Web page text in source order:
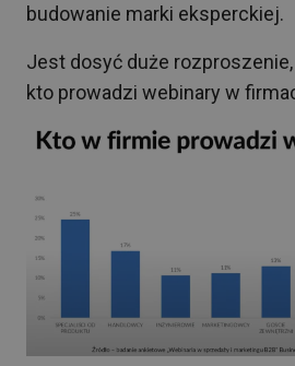
budowanie marki eksperckiej.
Jest dosyć duże
kto prowadzi webinary w